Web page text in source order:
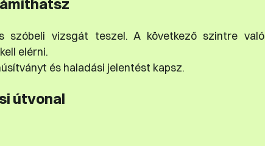
vizsgát teszel. A következő szintre való
elérni.
és haladási jelentést kapsz.
útvonal